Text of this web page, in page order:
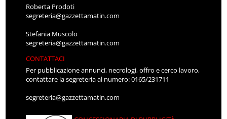
Roberta Prodoti
segreteria@gazzettamatin.com
Stefania Muscolo
segreteria@gazzettamatin.com
CONTATTACI
Per pubblicazione annunci, necrologi, offro e cerco lavoro,
contattare la segreteria al numero: 0165/231711
segreteria@gazzettamatin.com